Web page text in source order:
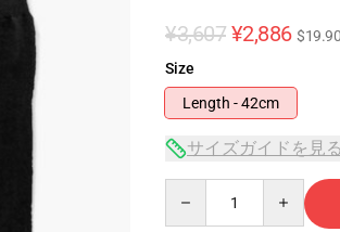
¥3,607 ¥2,886 $19.90
Size
Length - 42cm
サイズガイドを見る